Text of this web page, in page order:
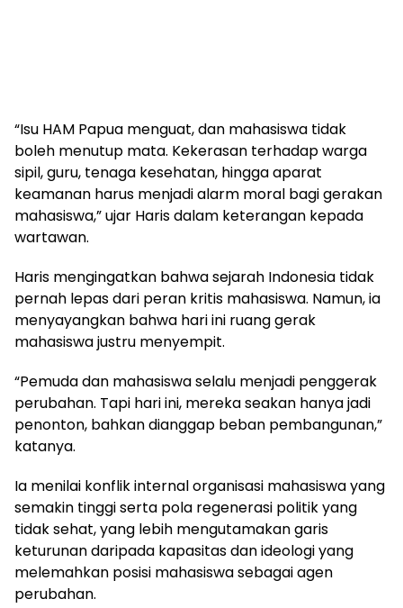
“Isu HAM Papua menguat, dan mahasiswa tidak
boleh menutup mata. Kekerasan terhadap warga
sipil, guru, tenaga kesehatan, hingga aparat
keamanan harus menjadi alarm moral bagi gerakan
mahasiswa,” ujar Haris dalam keterangan kepada
wartawan.
Haris mengingatkan bahwa sejarah Indonesia tidak
pernah lepas dari peran kritis mahasiswa. Namun, ia
menyayangkan bahwa hari ini ruang gerak
mahasiswa justru menyempit.
“Pemuda dan mahasiswa selalu menjadi penggerak
perubahan. Tapi hari ini, mereka seakan hanya jadi
penonton, bahkan dianggap beban pembangunan,”
katanya.
Ia menilai konflik internal organisasi mahasiswa yang
semakin tinggi serta pola regenerasi politik yang
tidak sehat, yang lebih mengutamakan garis
keturunan daripada kapasitas dan ideologi yang
melemahkan posisi mahasiswa sebagai agen
perubahan.